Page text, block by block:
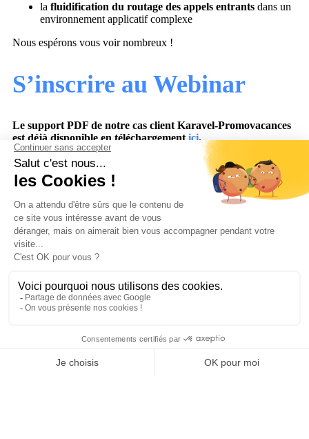
la fluidification du routage des appels entrants dans un
environnement applicatif complexe
Nous espérons vous voir nombreux !
S’inscrire au Webinar
Le support PDF de notre cas client Karavel-Promovacances
est déjà disponible en téléchargement ici.